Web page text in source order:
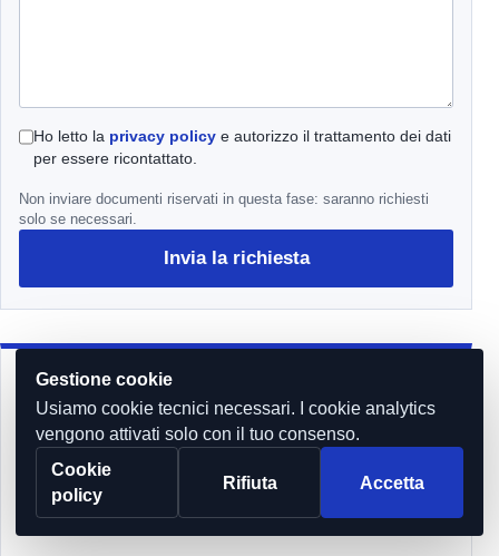
Ho letto la privacy policye autorizzo il trattamento dei dati
per essere ricontattato.
Non inviare documenti riservati in questa fase: saranno richiesti
solo se necessari.
Invia la richiesta
Mariana Maxwel
Gestione cookie
Usiamo cookie tecnici necessari. I cookie analytics
vengono attivati solo con il tuo consenso.
Cookie
policy
Rifiuta Accetta